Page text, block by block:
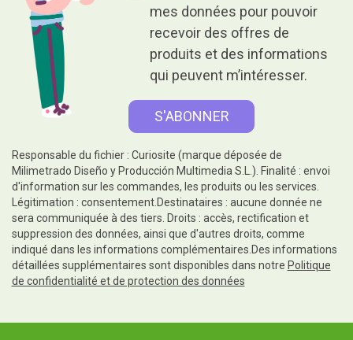
mes données pour pouvoir
recevoir des offres de
produits et des informations
qui peuvent m’intéresser.
Responsable du fichier : Curiosite (marque déposée de
Milimetrado Diseño y Producción Multimedia S.L.). Finalité : envoi
d'information sur les commandes, les produits ou les services.
Légitimation : consentement.Destinataires : aucune donnée ne
sera communiquée à des tiers. Droits : accès, rectification et
suppression des données, ainsi que d'autres droits, comme
indiqué dans les informations complémentaires.Des informations
détaillées supplémentaires sont disponibles dans notre Politique
de confidentialité et de protection des données